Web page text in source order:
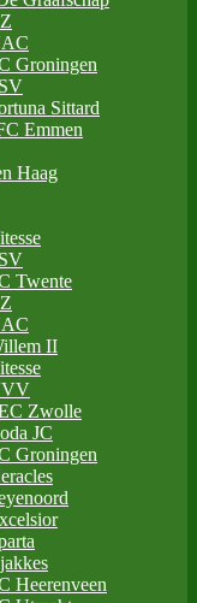
Groningen
Sittard
Emmen
Haag
Twente
II
Zwolle
JC
Groningen
Heerenveen